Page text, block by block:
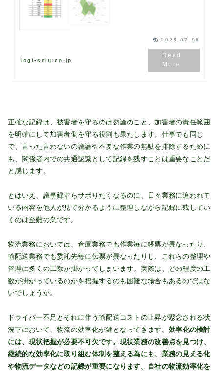
logi-solu.co.jp
2025.07.08
正確な記録は、被害者を守るのは勿論のこと、加害者の責任範囲
を明確にして加害者側を守る役割も果たします。仕事でも同じ
で、言った言わないの議論や不要な作業の無駄を排除するために
も、関係者内での共通認識として記録を残すことは重要なことだ
と感じます。
とはいえ、議事録すらサボりたくなるのに、日々業務に追われて
いる内容を他人が見て分かるように整理しながら記録に残してい
くのは至難の業です。
物流業務においては、倉庫業務でも作業毎に帳票が異なったり、
輸配送業務でも委託先毎に伝票が異なったりし、これらの整理や
管理に多くの工数が掛かってしまいます。実際は、どの程度の工
数が掛かっているのかを把握するのも困難な場合もあるのではな
いでしょうか。
ドライバー不足とそれに伴う輸配送コストの上昇が懸念される状
況下において、物流の効率化が鍵となってきます。 効率化の検討
には、現状把握が必要不可欠です。現状業務の改善点を見つけ、
継続的な効率化に取り組む体制を整える為にも、業務の見える化
や物流データなどの記録が重要になります。自社の物流効率化を